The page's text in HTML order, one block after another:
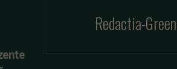
Redactia-